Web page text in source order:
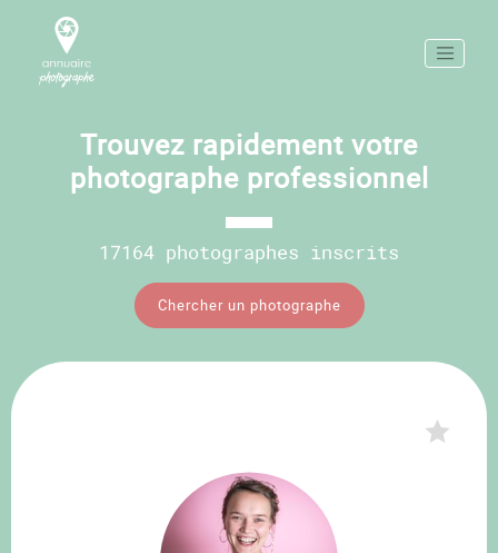
Trouvez rapidement votre
photographe professionnel
17164 photographes inscrits
Chercher un photographe